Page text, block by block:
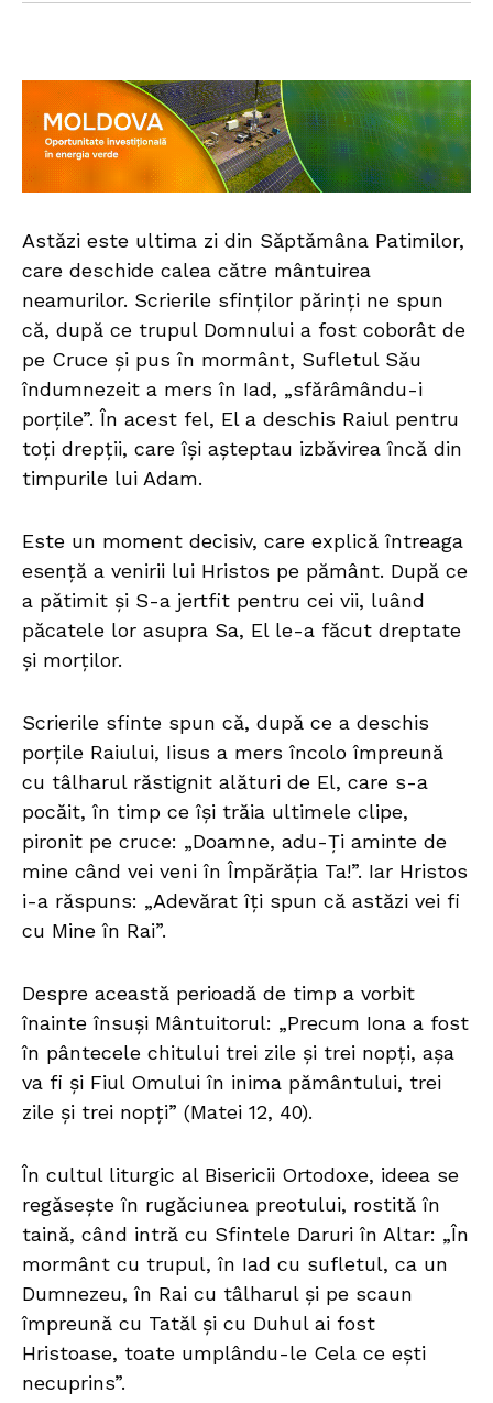
Astăzi este ultima zi din Săptămâna Patimilor,
care deschide calea către mântuirea
neamurilor. Scrierile sfinților părinți ne spun
că, după ce trupul Domnului a fost coborât de
pe Cruce și pus în mormânt, Sufletul Său
îndumnezeit a mers în Iad, „sfărâmându-i
porțile”. În acest fel, El a deschis Raiul pentru
toți drepții, care își așteptau izbăvirea încă din
timpurile lui Adam.
Este un moment decisiv, care explică întreaga
esență a venirii lui Hristos pe pământ. După ce
a pătimit și S-a jertfit pentru cei vii, luând
păcatele lor asupra Sa, El le-a făcut dreptate
și morților.
Scrierile sfinte spun că, după ce a deschis
porțile Raiului, Iisus a mers încolo împreună
cu tâlharul răstignit alături de El, care s-a
pocăit, în timp ce își trăia ultimele clipe,
pironit pe cruce: „Doamne, adu-Ți aminte de
mine când vei veni în Împărăția Ta!”. Iar Hristos
i-a răspuns: „Adevărat îţi spun că astăzi vei fi
cu Mine în Rai”.
Despre această perioadă de timp a vorbit
înainte însuși Mântuitorul: „Precum Iona a fost
în pântecele chitului trei zile și trei nopți, așa
va fi și Fiul Omului în inima pământului, trei
zile și trei nopți” (Matei 12, 40).
În cultul liturgic al Bisericii Ortodoxe, ideea se
regăsește în rugăciunea preotului, rostită în
taină, când intră cu Sfintele Daruri în Altar: „În
mormânt cu trupul, în Iad cu sufletul, ca un
Dumnezeu, în Rai cu tâlharul și pe scaun
împreună cu Tatăl și cu Duhul ai fost
Hristoase, toate umplându-le Cela ce ești
necuprins”.